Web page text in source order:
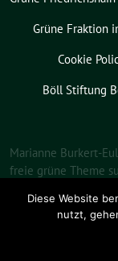
Grüne Fraktion
Cookie
Böll Stiftung
Marianne Burkert-
freie grüne Theme
Diese Website
nutzt,